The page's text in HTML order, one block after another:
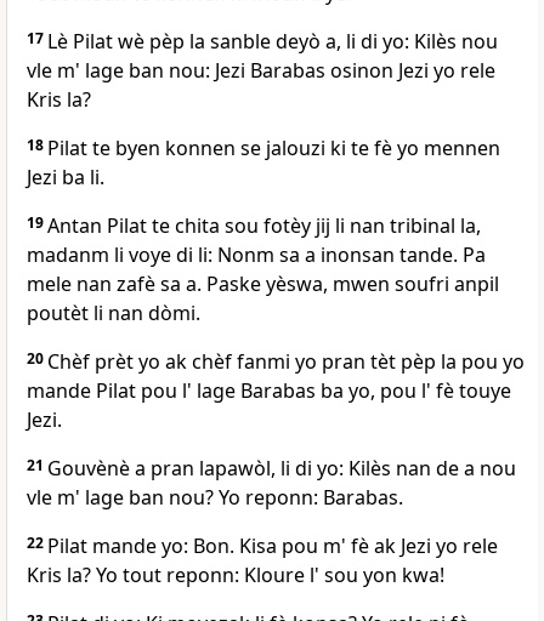
17 Lè Pilat wè pèp la sanble deyò a, li di yo: Kilès nou
vle m' lage ban nou: Jezi Barabas osinon Jezi yo rele
Kris la?
18 Pilat te byen konnen se jalouzi ki te fè yo mennen
Jezi ba li.
19Antan Pilat te chita sou fotèy jij li nan tribinal la,
madanm li voye di li: Nonm sa a inonsan tande. Pa
mele nan zafè sa a. Paske yèswa, mwen soufri anpil
poutèt li nan dòmi.
20 Chèf prèt yo ak chèf fanmi yo pran tèt pèp la pou yo
mande Pilat pou l' lage Barabas ba yo, pou l' fè touye
Jezi.
21 Gouvènè a pran lapawòl, li di yo: Kilès nan de a nou
vle m' lage ban nou? Yo reponn: Barabas.
22 Pilat mande yo: Bon. Kisa pou m' fè ak Jezi yo rele
Kris la? Yo tout reponn: Kloure l' sou yon kwa!